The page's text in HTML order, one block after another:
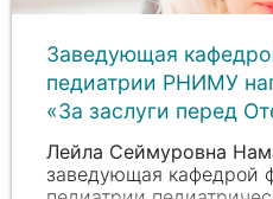
Заведующая
педиатрии РНИМУ
«За заслуги перед
Лейла Сеймуровна
заведующая кафедрой